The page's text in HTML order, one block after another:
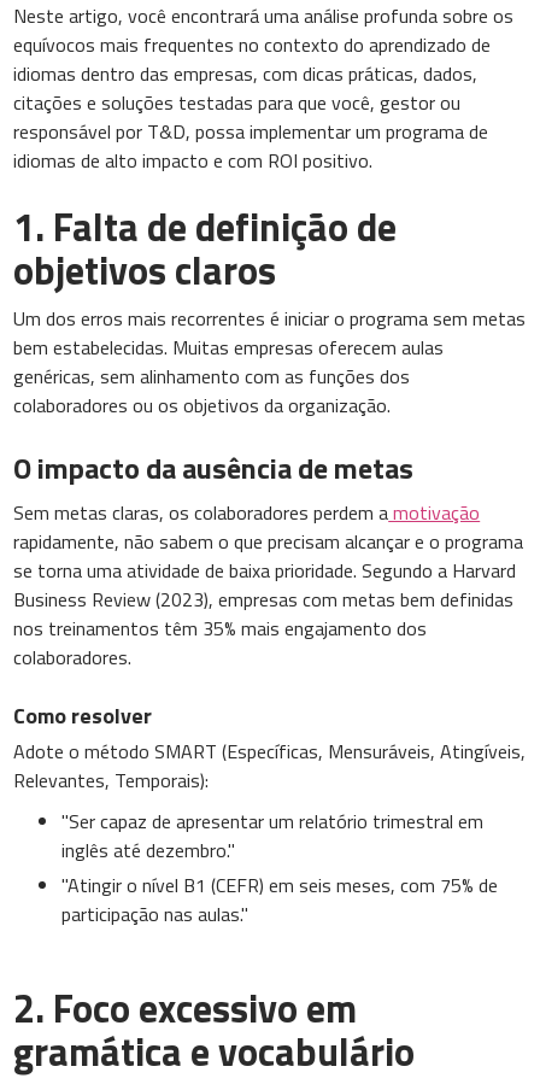
Neste artigo, você encontrará uma análise profunda sobre os
equívocos mais frequentes no contexto do aprendizado de
idiomas dentro das empresas, com dicas práticas, dados,
citações e soluções testadas para que você, gestor ou
responsável por T&D, possa implementar um programa de
idiomas de alto impacto e com ROI positivo.
1. Falta de definição de
objetivos claros
Um dos erros mais recorrentes é iniciar o programa sem metas
bem estabelecidas. Muitas empresas oferecem aulas
genéricas, sem alinhamento com as funções dos
colaboradores ou os objetivos da organização.
O impacto da ausência de metas
Sem metas claras, os colaboradores perdem amotivação
rapidamente, não sabem o que precisam alcançar e o programa
se torna uma atividade de baixa prioridade. Segundo a Harvard
Business Review (2023), empresas com metas bem definidas
nos treinamentos têm 35% mais engajamento dos
colaboradores.
Como resolver
Adote o método SMART (Específicas, Mensuráveis, Atingíveis,
Relevantes, Temporais):
"Ser capaz de apresentar um relatório trimestral em
inglês até dezembro."
"Atingir o nível B1 (CEFR) em seis meses, com 75% de
participação nas aulas."
2. Foco excessivo em
gramática e vocabulário